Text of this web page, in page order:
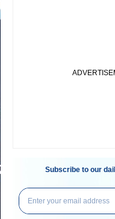
Subscribe to our